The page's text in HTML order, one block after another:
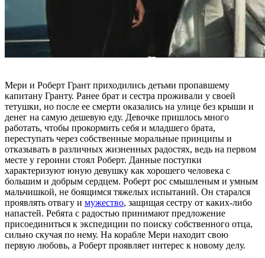
Мери и Роберт Грант приходились детьми пропавшему
капитану Гранту. Ранее брат и сестра проживали у своей
тетушки, но после ее смерти оказались на улице без крыши и
денег на самую дешевую еду. Девочке пришлось много
работать, чтобы прокормить себя и младшего брата,
переступать через собственные моральные принципы и
отказывать в различных жизненных радостях, ведь на первом
месте у героини стоял Роберт. Данные поступки
характеризуют юную девушку как хорошего человека с
большим и добрым сердцем. Роберт рос смышленым и умным
мальчишкой, не боящимся тяжелых испытаний. Он старался
проявлять отвагу и мужество, защищая сестру от каких-либо
напастей. Ребята с радостью принимают предложение
присоединиться к экспедиции по поиску собственного отца,
сильно скучая по нему. На корабле Мери находит свою
первую любовь, а Роберт проявляет интерес к новому делу.